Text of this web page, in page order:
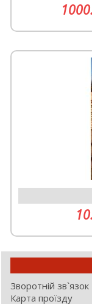
Зворотній зв`язок
Карта проїзду